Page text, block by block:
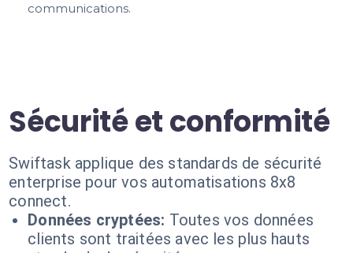
communications.
Sécurité et conformité
Swiftask applique des standards de sécurité
enterprise pour vos automatisations 8x8
connect.
Données cryptées: Toutes vos données
clients sont traitées avec les plus hauts